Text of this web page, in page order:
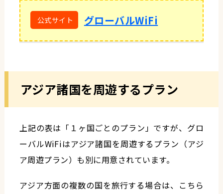
グローバルWiFi
アジア諸国を周遊するプラン
上記の表は「１ヶ国ごとのプラン」ですが、グロ
ーバルWiFiはアジア諸国を周遊するプラン（アジ
ア周遊プラン）も別に用意されています。
アジア方面の複数の国を旅行する場合は、こちら